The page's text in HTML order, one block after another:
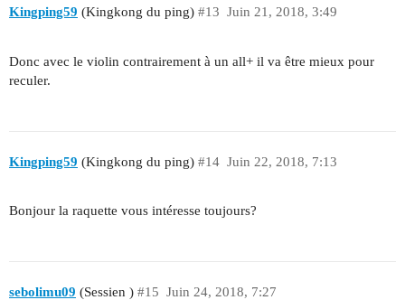
Kingping59 (Kingkong du ping) Juin 21, 2018, 3:49
#13
Donc avec le violin contrairement à un all+ il va être mieux pour
reculer.
Kingping59 (Kingkong du ping) Juin 22, 2018, 7:13
#14
Bonjour la raquette vous intéresse toujours?
sebolimu09 (Sessien ) Juin 24, 2018, 7:27
#15